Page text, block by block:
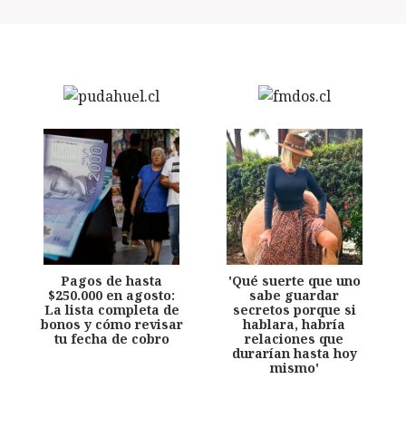
Pagos de hasta
$250.000 en agosto:
La lista completa de
bonos y cómo revisar
tu fecha de cobro
'Qué suerte que uno
sabe guardar
secretos porque si
hablara, habría
relaciones que
durarían hasta hoy
mismo'